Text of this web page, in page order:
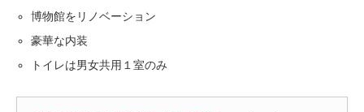
博物館をリノベーション
豪華な内装
トイレは男女共用１室のみ